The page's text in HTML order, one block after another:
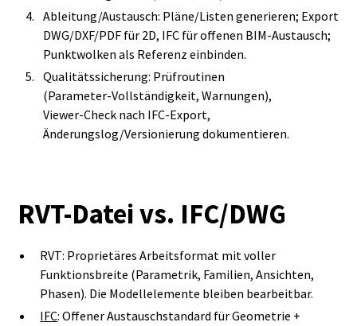
Ableitung/Austausch: Pläne/Listen generieren; Export
DWG/DXF/PDF für 2D, IFC für offenen BIM‑Austausch;
Punktwolken als Referenz einbinden.
Qualitätssicherung: Prüfroutinen
(Parameter‑Vollständigkeit, Warnungen),
Viewer‑Check nach IFC‑Export,
Änderungslog/Versionierung dokumentieren.
RVT‑Datei vs. IFC/DWG
RVT: Proprietäres Arbeitsformat mit voller
Funktionsbreite (Parametrik, Familien, Ansichten,
Phasen). Die Modellelemente bleiben bearbeitbar.
IFC: Offener Austauschstandard für Geometrie +